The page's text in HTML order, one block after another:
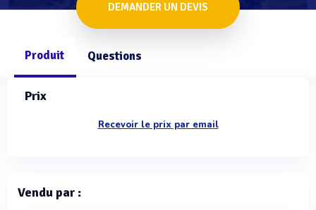
DEMANDER UN DEVIS
Produit Questions
Prix
Recevoir le prix par email
Vendu par :